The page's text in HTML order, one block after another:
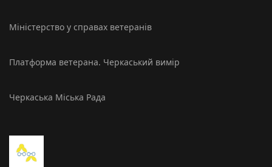
Міністерство у справах ветеранів
Платформа ветерана. Черкаський вимір
Черкаська Міська Рада